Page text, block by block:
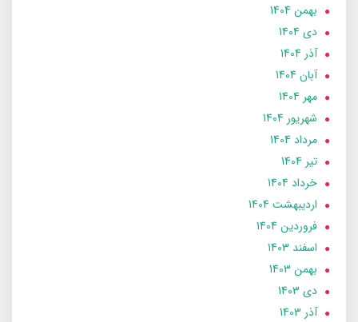
بهمن 1404
دی 1404
آذر 1404
آبان 1404
مهر 1404
شهریور 1404
مرداد 1404
تير 1404
خرداد 1404
ارديبهشت 1404
فروردین 1404
اسفند 1403
بهمن 1403
دی 1403
آذر 1403